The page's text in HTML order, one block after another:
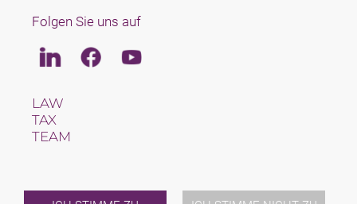
Folgen Sie uns auf
LinkedinFacebookYoutube
LAW
TAX
TEAM